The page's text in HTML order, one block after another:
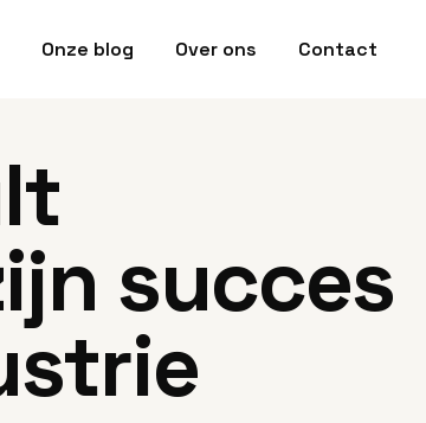
Onze blog Over ons Contact
succes